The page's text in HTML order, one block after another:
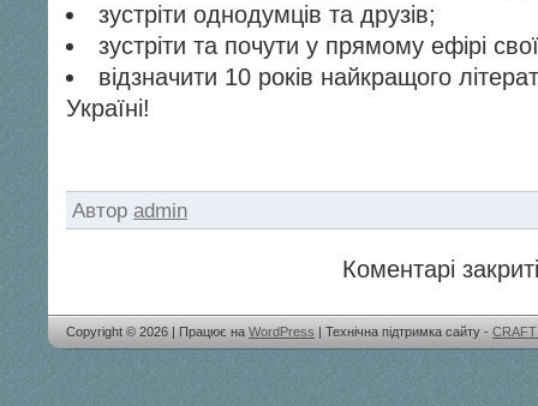
зустріти однодумців та друзів;
зустріти та почути у прямому ефірі
відзначити 10 років найкращого
Україні!
Автор admin
Коментарі
Copyright © 2026 | Працює на WordPress | Технічна підтримка сайту -